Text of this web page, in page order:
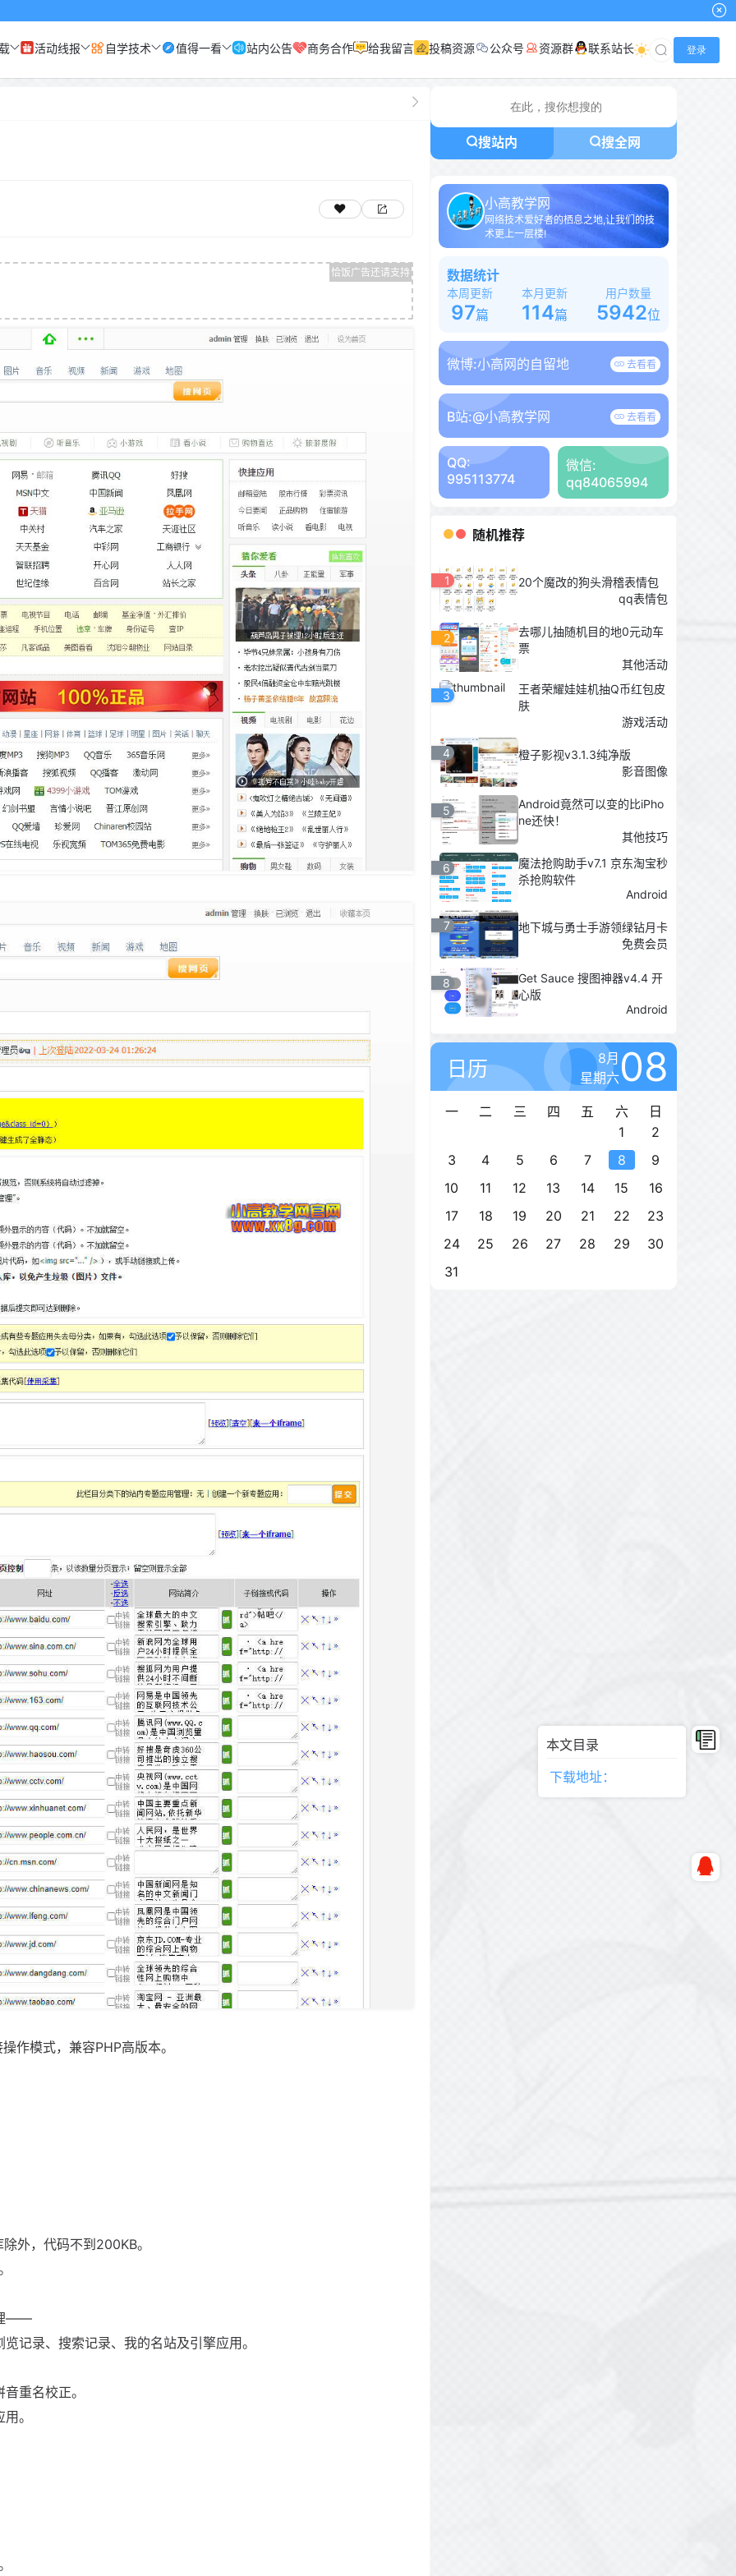
本文目录
下载地址：
活动线报 自学技术 值得一看 站内公告 商务合作 给我留言 投稿资源 公众号 资源群 联系站长 登录
作模式，兼容PHP高版本。
外，代码不到200KB。
——
记录、搜索记录、我的名站及引擎应用。
重名校正。
。
搜站内 搜全网
小高教学网
网络技术爱好者的栖息之地,让我们的技
术更上一层楼!
数据统计
本周更新
97篇
本月更新
114篇
用户数量
5942位
微博:小高网的自留地 去看看
B站:@小高教学网 去看看
QQ:
995113774
微信:
qq84065994
随机推荐
1
20个魔改的狗头滑稽表情包
qq表情包
2
去哪儿抽随机目的地0元动车
票
其他活动
3
王者荣耀娃娃机抽Q币红包皮
肤
游戏活动
4
橙子影视v3.1.3纯净版
影音图像
5
Android竟然可以变的比iPho
ne还快！
其他技巧
6
魔法抢购助手v7.1 京东淘宝秒
杀抢购软件
Android
7
地下城与勇士手游领绿钻月卡
免费会员
8
Get Sauce 搜图神器v4.4 开
心版
Android
日历
8月
星期六08
一 二 三 四 五 六
日
1
2
3
4 5 6 7 8
9
10
11 12 13 14 15
16
17
18 19 20 21 22
23
24
25 26 27 28 29
30
31